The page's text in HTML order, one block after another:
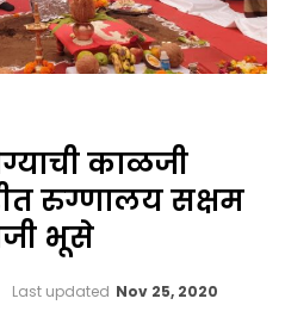
काळजी
रुग्णालय सक्षम
भूसे
Last updated Nov 25, 2020